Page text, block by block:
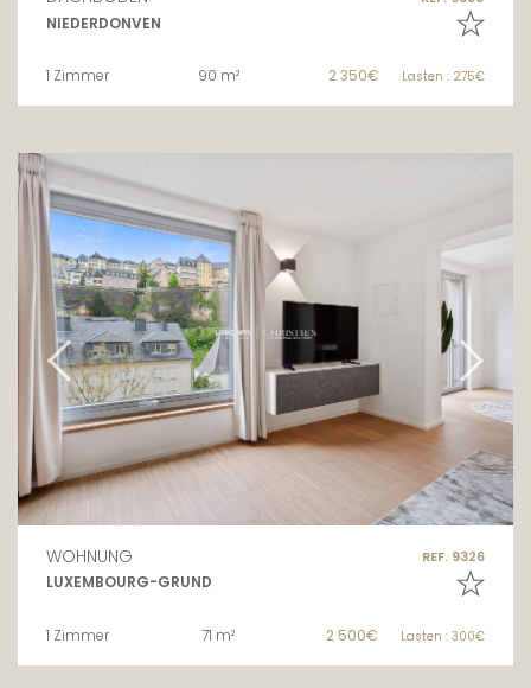
NIEDERDONVEN
1 Zimmer 90 m² 2 350€ Lasten : 275€
WOHNUNG REF. 9326
LUXEMBOURG-GRUND
1 Zimmer 71 m² 2 500€ Lasten : 300€